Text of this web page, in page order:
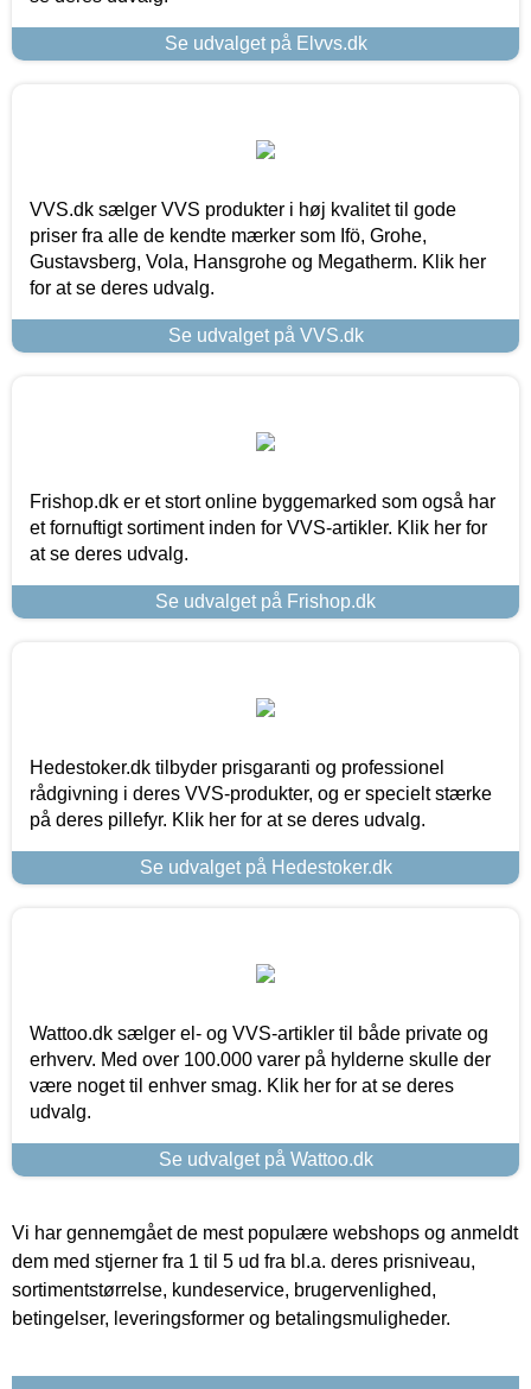
Se udvalget på Elvvs.dk
VVS.dk sælger VVS produkter i høj kvalitet til gode
priser fra alle de kendte mærker som Ifö, Grohe,
Gustavsberg, Vola, Hansgrohe og Megatherm. Klik her
for at se deres udvalg.
Se udvalget på VVS.dk
Frishop.dk er et stort online byggemarked som også har
et fornuftigt sortiment inden for VVS-artikler. Klik her for
at se deres udvalg.
Se udvalget på Frishop.dk
Hedestoker.dk tilbyder prisgaranti og professionel
rådgivning i deres VVS-produkter, og er specielt stærke
på deres pillefyr. Klik her for at se deres udvalg.
Se udvalget på Hedestoker.dk
Wattoo.dk sælger el- og VVS-artikler til både private og
erhverv. Med over 100.000 varer på hylderne skulle der
være noget til enhver smag. Klik her for at se deres
udvalg.
Se udvalget på Wattoo.dk
Vi har gennemgået de mest populære webshops og anmeldt
dem med stjerner fra 1 til 5 ud fra bl.a. deres prisniveau,
sortimentstørrelse, kundeservice, brugervenlighed,
betingelser, leveringsformer og betalingsmuligheder.